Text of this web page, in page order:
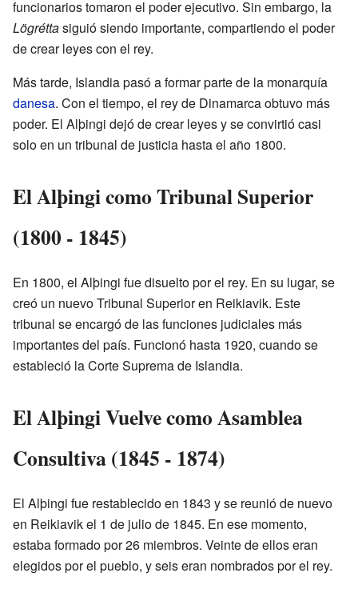
funcionarios tomaron el poder ejecutivo. Sin embargo, la
Lögréttasiguió siendo importante, compartiendo el poder
de crear leyes con el rey.
Más tarde, Islandia pasó a formar parte de la monarquía
danesa. Con el tiempo, el rey de Dinamarca obtuvo más
poder. El Alþingi dejó de crear leyes y se convirtió casi
solo en un tribunal de justicia hasta el año 1800.
El Alþingi como Tribunal Superior
(1800 - 1845)
En 1800, el Alþingi fue disuelto por el rey. En su lugar, se
creó un nuevo Tribunal Superior en Reikiavik. Este
tribunal se encargó de las funciones judiciales más
importantes del país. Funcionó hasta 1920, cuando se
estableció la Corte Suprema de Islandia.
El Alþingi Vuelve como Asamblea
Consultiva (1845 - 1874)
El Alþingi fue restablecido en 1843 y se reunió de nuevo
en Reikiavik el 1 de julio de 1845. En ese momento,
estaba formado por 26 miembros. Veinte de ellos eran
elegidos por el pueblo, y seis eran nombrados por el rey.